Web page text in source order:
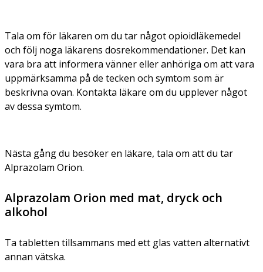
Tala om för läkaren om du tar något opioidläkemedel
och följ noga läkarens dosrekommendationer. Det kan
vara bra att informera vänner eller anhöriga om att vara
uppmärksamma på de tecken och symtom som är
beskrivna ovan. Kontakta läkare om du upplever något
av dessa symtom.
Nästa gång du besöker en läkare, tala om att du tar
Alprazolam Orion.
Alprazolam Orion med mat, dryck och
alkohol
Ta tabletten tillsammans med ett glas vatten alternativt
annan vätska.